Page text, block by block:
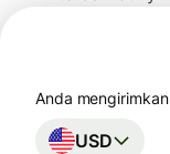
Anda
USD